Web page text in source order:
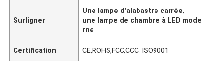
Surligner:
Une lampe d'alabastre carrée,
une lampe de chambre à LED mode
rne
Certification CE,ROHS,FCC,CCC, ISO9001